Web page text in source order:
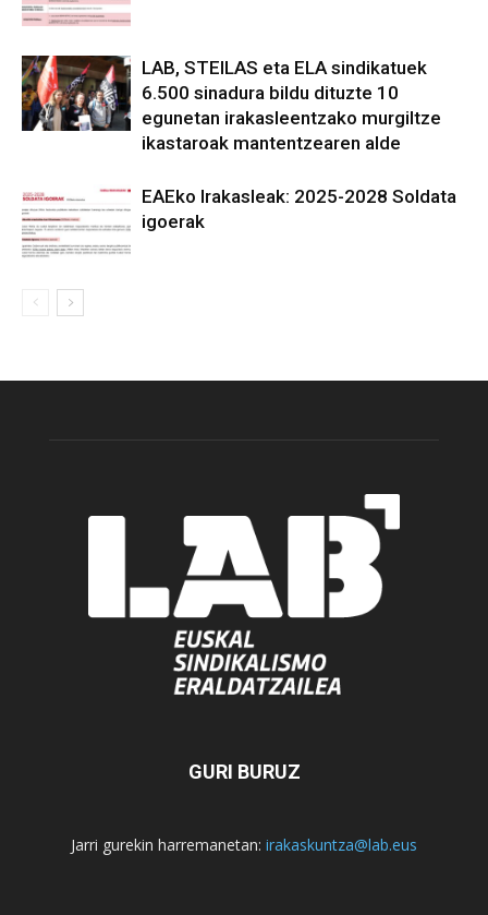
LAB, STEILAS eta ELA sindikatuek
6.500 sinadura bildu dituzte 10
egunetan irakasleentzako murgiltze
ikastaroak mantentzearen alde
EAEko Irakasleak: 2025-2028 Soldata
igoerak
GURI BURUZ
Jarri gurekin harremanetan: irakaskuntza@lab.eus